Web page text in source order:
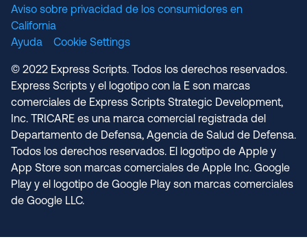
Aviso sobre privacidad de los consumidores en
California
Ayuda
Cookie Settings
© 2022 Express Scripts. Todos los derechos reservados.
Express Scripts y el logotipo con la E son marcas
comerciales de Express Scripts Strategic Development,
Inc. TRICARE es una marca comercial registrada del
Departamento de Defensa, Agencia de Salud de Defensa.
Todos los derechos reservados. El logotipo de Apple y
App Store son marcas comerciales de Apple Inc. Google
Play y el logotipo de Google Play son marcas comerciales
de Google LLC.